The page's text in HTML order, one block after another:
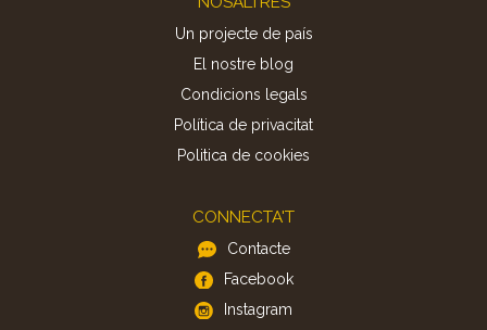
Un projecte de país
El nostre blog
Condicions legals
Política de privacitat
Politica de cookies
CONNECTA'T
Contacte
Facebook
Instagram